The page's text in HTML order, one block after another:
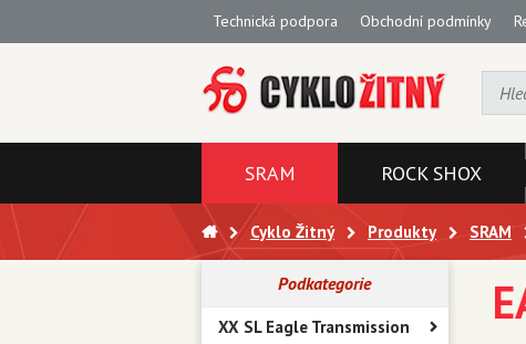
Technická podpora Obchodní podmínky
SRAM ROCK SHOX
Cyklo Žitný Produkty SRAM
Podkategorie
XX SL Eagle Transmission